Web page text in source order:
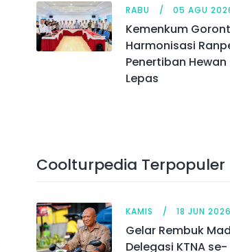
RABU 05 AGU
Kemenkum
Harmonisasi
Penertiban Hewan
Lepas
Coolturpedia Terpopuler
KAMIS 18 JUN 2026
Gelar Rembuk
Delegasi KTNA se-